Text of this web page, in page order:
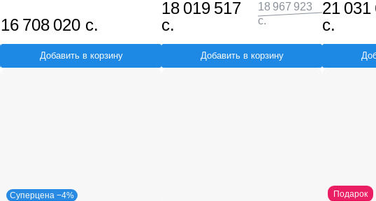
16 708 020 с.
Добавить в корзину
18 019 517
с.
18 967 923
с.
Добавить в корзину
21 031
с.
Суперцена −4% Подарок